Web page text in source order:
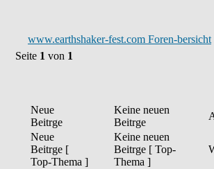
www.earthshaker-fest.com Foren-bersicht
Seite 1 von 1
Neue
Beitrge
Keine neuen
Beitrge
Neue
Beitrge [
Top-Thema ]
Keine neuen
Beitrge [ Top-
Thema ]